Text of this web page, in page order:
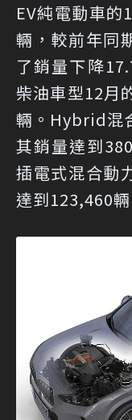
EV純電動車
輛，較前年同
了銷量下降
柴油車型12月
輛。Hybrid混
其銷量達到
插電式混合動
達到123,460輛